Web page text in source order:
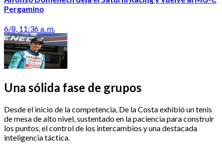
Pergamino
6/8, 11:36 a. m.
Una sólida fase de grupos
Desde el inicio de la competencia, De la Costa exhibió un tenis
de mesa de alto nivel, sustentado en la paciencia para construir
los puntos, el control de los intercambios y una destacada
inteligencia táctica.